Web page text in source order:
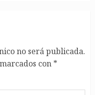
no será publicada.
con *